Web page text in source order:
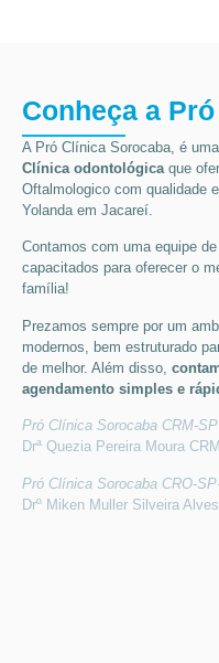
Conheça a
A Pró Clínica Sorocaba, é uma
Clínica odontológicaque
Oftalmologico com qualidade
Yolanda em Jacareí.
Contamos com uma equipe
capacitados para oferecer o
família!
Prezamos sempre por um
modernos, bem estruturado
de melhor. Além disso,
agendamento simples e
Pró Clínica Sorocaba CRM-
Drª Quezia Pereira Moura
Pró Clínica Sorocaba CRO-
Drº Miken Muller Silveira